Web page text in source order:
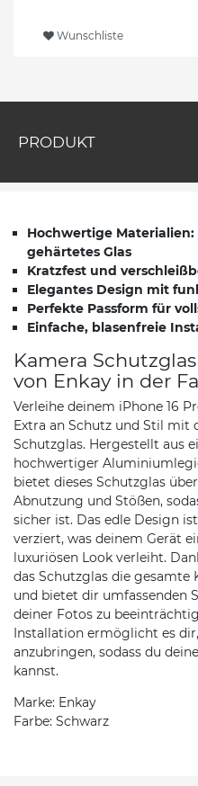
Wunschliste
PRODUKT
Hochwertige
gehärtetes Glas
Kratzfest und
Elegantes Design mit
Perfekte Passform für
Einfache, blasenfreie
Kamera
von Enkay in der
Verleihe deinem iPhone 16
Extra an Schutz und Stil mit
Schutzglas. Hergestellt aus
hochwertiger
bietet dieses Schutzglas
Abnutzung und Stößen,
sicher ist. Das edle Design
verziert, was deinem Gerät
luxuriösen Look verleiht.
das Schutzglas die gesamte
und bietet dir umfassenden
deiner Fotos zu
Installation ermöglicht es
anzubringen, sodass du
kannst.
Marke: Enkay
Farbe: Schwarz